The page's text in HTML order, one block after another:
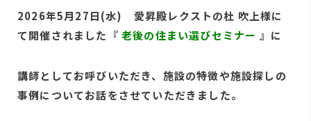
2026年5月27日(水) 愛昇殿レクストの杜 吹上様に
て開催されました『 老後の住まい選びセミナー 』に
講師としてお呼びいただき、 施設の特徴や施設探しの
事例についてお話をさせていただきました。